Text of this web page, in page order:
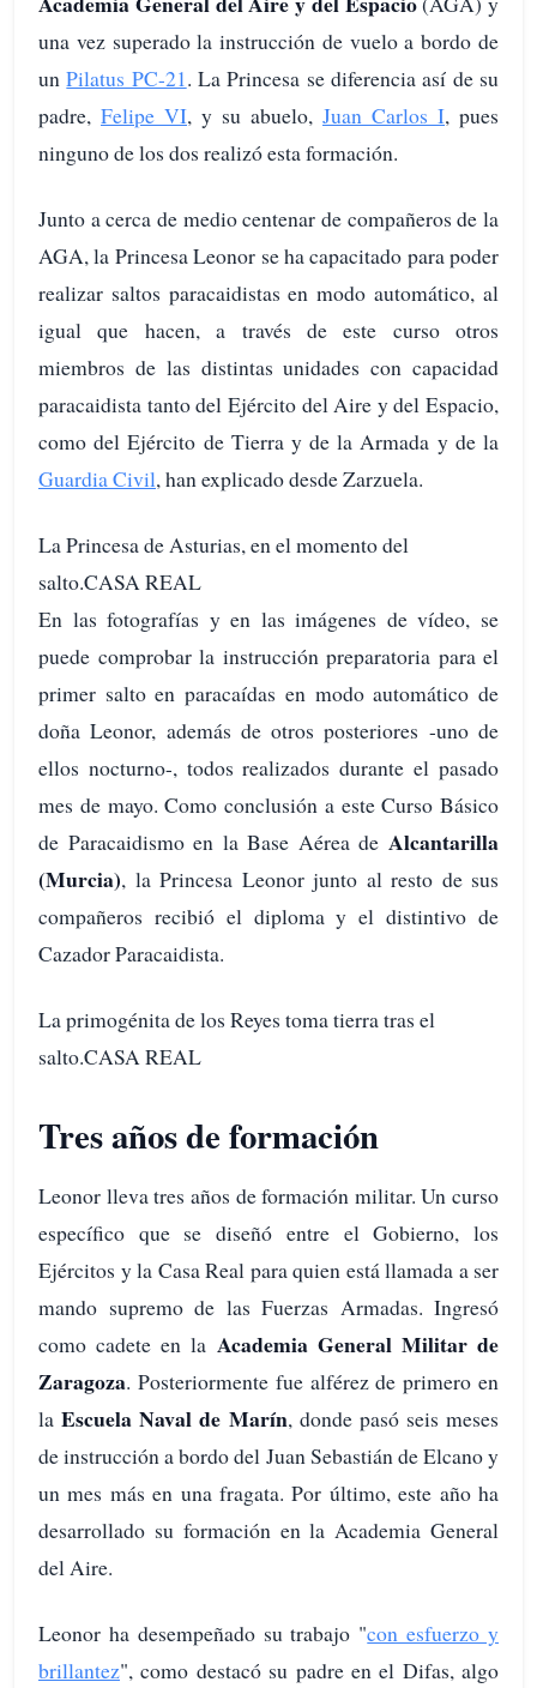
una vez superado la instrucción de vuelo a bordo de
unPilatus PC-21. La Princesa se diferencia así de su
padre, Felipe VI, y su abuelo, Juan Carlos I, pues
ninguno de los dos realizó esta formación.
Junto a cerca de medio centenar de compañeros de la
AGA, la Princesa Leonor se ha capacitado para poder
realizar saltos paracaidistas en modo automático, al
igual que hacen, a través de este curso otros
miembros de las distintas unidades con capacidad
paracaidista tanto del Ejército del Aire y del Espacio,
como del Ejército de Tierra y de la Armada y de la
Guardia Civil, han explicado desde Zarzuela.
La Princesa de Asturias, en el momento del
salto.CASA REAL
En las fotografías y en las imágenes de vídeo, se
puede comprobar la instrucción preparatoria para el
primer salto en paracaídas en modo automático de
doña Leonor, además de otros posteriores -uno de
ellos nocturno-, todos realizados durante el pasado
mes de mayo. Como conclusión a este Curso Básico
de Paracaidismo en la Base Aérea de Alcantarilla
(Murcia), la Princesa Leonor junto al resto de sus
compañeros recibió el diploma y el distintivo de
Cazador Paracaidista.
La primogénita de los Reyes toma tierra tras el
salto.CASA REAL
Tres años de formación
Leonor lleva tres años de formación militar. Un curso
específico que se diseñó entre el Gobierno, los
Ejércitos y la Casa Real para quien está llamada a ser
mando supremo de las Fuerzas Armadas. Ingresó
como cadete en la Academia General Militar de
Zaragoza. Posteriormente fue alférez de primero en
laEscuela Naval de Marín, donde pasó seis meses
de instrucción a bordo del Juan Sebastián de Elcano y
un mes más en una fragata. Por último, este año ha
desarrollado su formación en la Academia General
del Aire.
Leonor ha desempeñado su trabajo "con esfuerzo y
brillantez", como destacó su padre en el Difas, algo